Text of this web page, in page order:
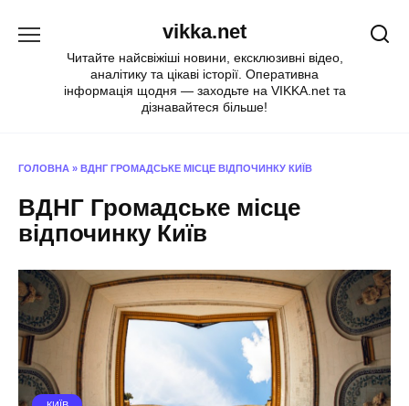
vikka.net
Читайте найсвіжіші новини, ексклюзивні відео,
аналітику та цікаві історії. Оперативна
інформація щодня — заходьте на VIKKA.net та
дізнавайтеся більше!
ГОЛОВНА » ВДНГ ГРОМАДСЬКЕ МІСЦЕ ВІДПОЧИНКУ КИЇВ
ВДНГ Громадське місце
відпочинку Київ